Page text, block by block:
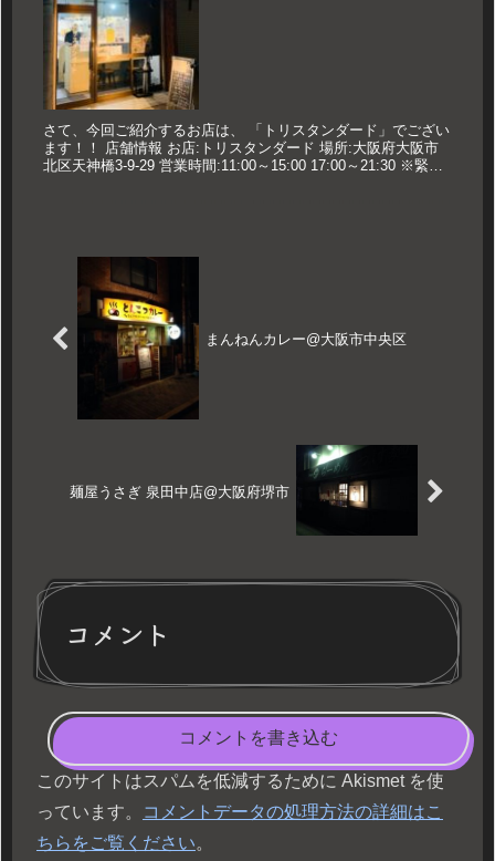
さて、今回ご紹介するお店は、 「トリスタンダード」でござい
ます！！ 店舗情報 お店:トリスタンダード 場所:大阪府大阪市
北区天神橋3-9-29 営業時間:11:00～15:00 17:00～21:30 ※緊急
まんねんカレー@大阪市中央区
麺屋うさぎ 泉田中店@大阪府堺市
コメント
コメントを書き込む
このサイトはスパムを低減するために Akismet を使
っています。
コメントデータの処理方法の詳細はこ
ちらをご覧ください。